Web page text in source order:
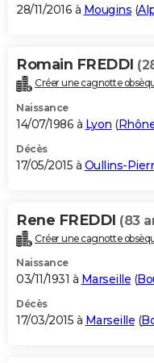
28/11/2016 à Mougins (
Romain FREDDI
Créer une cagnotte
Naissance
14/07/1986 à Lyon (
Décès
17/05/2015 à Oullins-
Rene FREDDI (83
Créer une cagnotte
Naissance
03/11/1931 à Marseille (
Décès
17/03/2015 à Marseille (